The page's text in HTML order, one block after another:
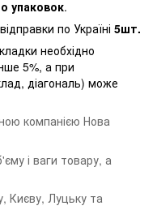
упаковок.
по Україні 5шт.
необхідно
5%, а при
діагональ) може
компанією Нова
і ваги товару, а
Києву, Луцьку та